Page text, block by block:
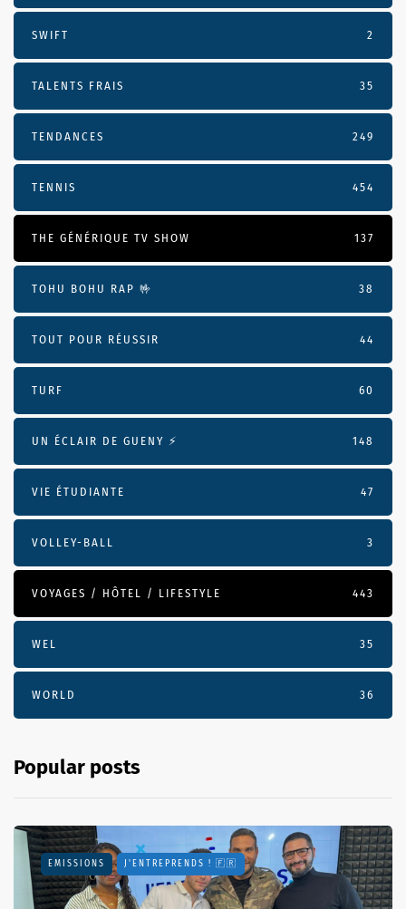
SWIFT 2
TALENTS FRAIS 35
TENDANCES 249
TENNIS 454
THE GÉNÉRIQUE TV SHOW 137
TOHU BOHU RAP 🤟 38
TOUT POUR RÉUSSIR 44
TURF 60
UN ÉCLAIR DE GUENY ⚡️ 148
VIE ÉTUDIANTE 47
VOLLEY-BALL 3
VOYAGES / HÔTEL / LIFESTYLE 443
WEL 35
WORLD 36
Popular posts
EMISSIONS J'ENTREPRENDS ! 🇫🇷